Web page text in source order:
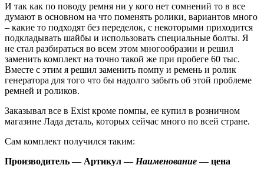
И так как по поводу ремня ни у кого нет сомнений то в все
думают в основном на что поменять ролики, вариантов много
– какие то подходят без переделок, с некоторыми приходится
подкладывать шайбы и использовать специальные болты. Я
не стал разбираться во всем этом многообразии и решил
заменить комплект на точно такой же при пробеге 60 тыс.
Вместе с этим я решил заменить помпу и ремень и ролик
генератора для того что бы надолго забыть об этой проблеме
ремней и роликов.
Заказывал все в Exist кроме помпы, ее купил в розничном
магазине Лада деталь, которых сейчас много по всей стране.
Сам комплект получился таким:
Производитель — Артикул — Наименование— цена